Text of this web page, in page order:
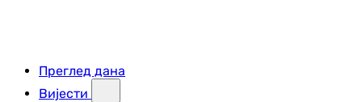
Преглед дана
Вијести